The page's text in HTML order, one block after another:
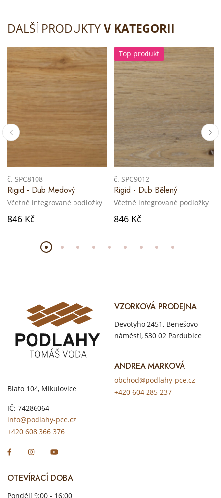
DALŠÍ PRODUKTYV KATEGORII
č. SPC8108
Rigid - Dub Medový
Včetně integrované podložky
846 Kč
Top produkt
č. SPC9012
Rigid - Dub Bělený
Včetně integrované podložky
846 Kč
Blato 104, Mikulovice
IČ: 74286064
info@podlahy-pce.cz
+420 608 366 376
VZORKOVÁ PRODEJNA
Devotyho 2451, Benešovo
náměstí, 530 02 Pardubice
ANDREA MARKOVÁ
obchod@podlahy-pce.cz
+420 604 285 237
OTEVÍRACÍ DOBA
Pondělí 9:00 - 16:00